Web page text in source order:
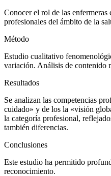
Conocer el rol de las
profesionales del ámbito de la
Método
Estudio cualitativo
variación. Análisis de contenido
Resultados
Se analizan las competencias
cuidado» y de los la «visión
la categoría profesional,
también diferencias.
Conclusiones
Este estudio ha permitido
reconocimiento.